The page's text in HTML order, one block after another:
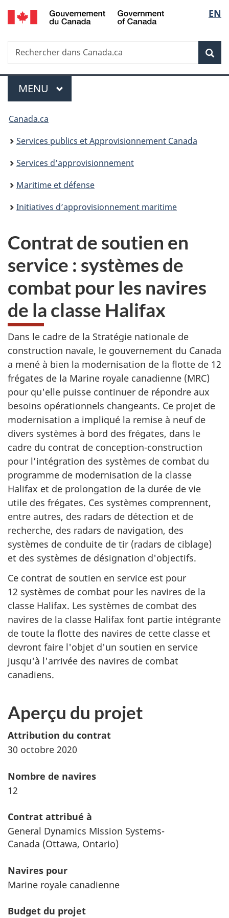
Passer
au
principal
Passer
à
Au
du
Passer
à
version
simplifiée
de
la
EN
Recherche
Rechercher
dans
Menu
MENU PRINCIPAL
Vous
êtes
ici :
Canada.ca
Services publics et Approvisionnement Canada
Services d’approvisionnement
Maritime et défense
Initiatives d’approvisionnement maritime
Contrat de soutien en
service : systèmes de
combat pour les navires
de la classe Halifax
Dans le cadre de la Stratégie nationale de
construction navale, le gouvernement du Canada
a mené à bien la modernisation de la flotte de 12
frégates de la Marine royale canadienne (MRC)
pour qu'elle puisse continuer de répondre aux
besoins opérationnels changeants. Ce projet de
modernisation a impliqué la remise à neuf de
divers systèmes à bord des frégates, dans le
cadre du contrat de conception-construction
pour l’intégration des systèmes de combat du
programme de modernisation de la classe
Halifax et de prolongation de la durée de vie
utile des frégates. Ces systèmes comprennent,
entre autres, des radars de détection et de
recherche, des radars de navigation, des
systèmes de conduite de tir (radars de ciblage)
et des systèmes de désignation d'objectifs.
Ce contrat de soutien en service est pour
12 systèmes de combat pour les navires de la
classe Halifax. Les systèmes de combat des
navires de la classe Halifax font partie intégrante
de toute la flotte des navires de cette classe et
devront faire l'objet d'un soutien en service
jusqu'à l'arrivée des navires de combat
canadiens.
Aperçu du projet
Attribution du contrat
30 octobre 2020
Nombre de navires
12
Contrat attribué à
General Dynamics Mission Systems-
Canada (Ottawa, Ontario)
Navires pour
Marine royale canadienne
Budget du projet